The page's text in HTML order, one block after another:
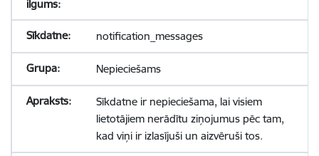
notification_messages
Nepieciešams
Sīkdatne ir nepieciešama, lai visiem
lietotājiem nerādītu ziņojumus pēc tam,
kad viņi ir izlasījuši un aizvēruši tos.